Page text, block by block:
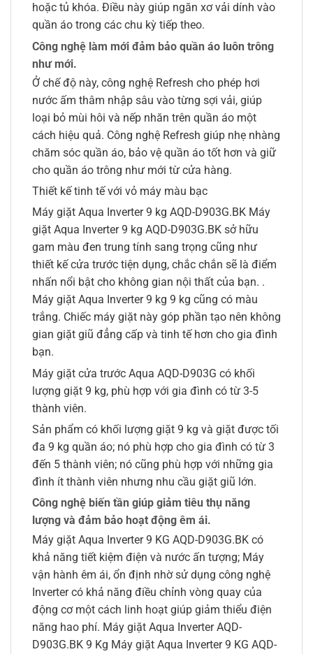
hoặc tủ khóa. Điều này giúp ngăn xơ vải dính vào
quần áo trong các chu kỳ tiếp theo.
Công nghệ làm mới đảm bảo quần áo luôn trông
như mới.
Ở chế độ này, công nghệ Refresh cho phép hơi
nước ấm thâm nhập sâu vào từng sợi vải, giúp
loại bỏ mùi hôi và nếp nhăn trên quần áo một
cách hiệu quả. Công nghệ Refresh giúp nhẹ nhàng
chăm sóc quần áo, bảo vệ quần áo tốt hơn và giữ
cho quần áo trông như mới từ cửa hàng.
Thiết kế tinh tế với vỏ máy màu bạc
Máy giặt Aqua Inverter 9 kg AQD-D903G.BK Máy
giặt Aqua Inverter 9 kg AQD-D903G.BK sở hữu
gam màu đen trung tính sang trọng cũng như
thiết kế cửa trước tiện dụng, chắc chắn sẽ là điểm
nhấn nổi bật cho không gian nội thất của bạn. .
Máy giặt Aqua Inverter 9 kg 9 kg cũng có màu
trắng. Chiếc máy giặt này góp phần tạo nên không
gian giặt giũ đẳng cấp và tinh tế hơn cho gia đình
bạn.
Máy giặt cửa trước Aqua AQD-D903G có khối
lượng giặt 9 kg, phù hợp với gia đình có từ 3-5
thành viên.
Sản phẩm có khối lượng giặt 9 kg và giặt được tối
đa 9 kg quần áo; nó phù hợp cho gia đình có từ 3
đến 5 thành viên; nó cũng phù hợp với những gia
đình ít thành viên nhưng nhu cầu giặt giũ lớn.
Công nghệ biến tần giúp giảm tiêu thụ năng
lượng và đảm bảo hoạt động êm ái.
Máy giặt Aqua Inverter 9 KG AQD-D903G.BK có
khả năng tiết kiệm điện và nước ấn tượng; Máy
vận hành êm ái, ổn định nhờ sử dụng công nghệ
Inverter có khả năng điều chỉnh vòng quay của
động cơ một cách linh hoạt giúp giảm thiểu điện
năng hao phí. Máy giặt Aqua Inverter AQD-
D903G.BK 9 Kg Máy giặt Aqua Inverter 9 KG AQD-